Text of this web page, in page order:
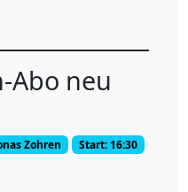
Abo neu
Zohren Start: 16:30